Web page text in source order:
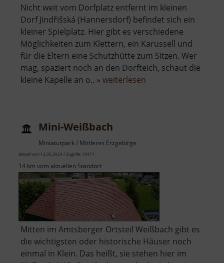
Nicht weit vom Dorfplatz entfernt im kleinen
Dorf Jindřišská (Hannersdorf) befindet sich ein
kleiner Spielplatz. Hier gibt es verschiedene
Möglichkeiten zum Klettern, ein Karussell und
für die Eltern eine Schutzhütte zum Sitzen. Wer
mag, spaziert noch an den Dorfteich, schaut die
kleine Kapelle an o.. » weiterlesen
Mini-Weißbach
Miniaturpark / Mittleres Erzgebirge
aktuell vom 12.05.2024 / Zugriffe: 10471
14 km vom aktuellen Standort
Mitten im Amtsberger Ortsteil Weißbach gibt es
die wichtigsten oder historische Häuser noch
einmal in Klein. Das heißt, sie stehen hier im